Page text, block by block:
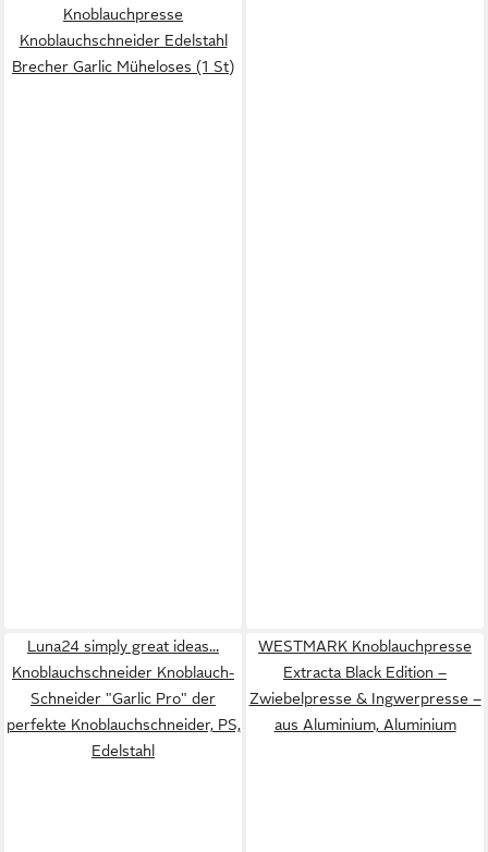
Knoblauchpresse
Knoblauchschneider Edelstahl
Brecher Garlic Müheloses (1 St)
Luna24 simply great ideas...
Knoblauchschneider Knoblauch-
Schneider "Garlic Pro" der
perfekte Knoblauchschneider, PS,
Edelstahl
WESTMARK Knoblauchpresse
Extracta Black Edition –
Zwiebelpresse & Ingwerpresse –
aus Aluminium, Aluminium